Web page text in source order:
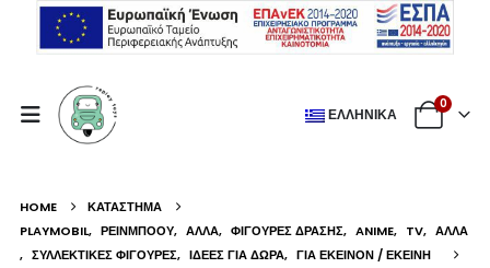
ΕΛΛΗΝΙΚΆ
0
HOME
ΚΑΤΆΣΤΗΜΑ
PLAYMOBIL, ΡΕΙΝΜΠΟΟΥ, ΆΛΛΑ, ΦΙΓΟΎΡΕΣ ΔΡΆΣΗΣ, ANIME, TV, ΆΛΛΑ
, ΣΥΛΛΕΚΤΙΚΈΣ ΦΙΓΟΎΡΕΣ, ΙΔΈΕΣ ΓΙΑ ΔΏΡΑ, ΓΙΑ ΕΚΕΊΝΟΝ / ΕΚΕΊΝΗ